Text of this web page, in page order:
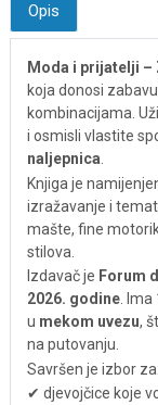
Opis
Moda i prijatelji
koja donosi
kombinacijama.
i osmisli vlastite
naljepnica.
Knjiga je
izražavanje i
mašte, fine
stilova.
Izdavač je Forum
2026. godine . Ima
u mekom uvezu,
na putovanju.
Savršen je izbor za:
✔ djevojčice koje